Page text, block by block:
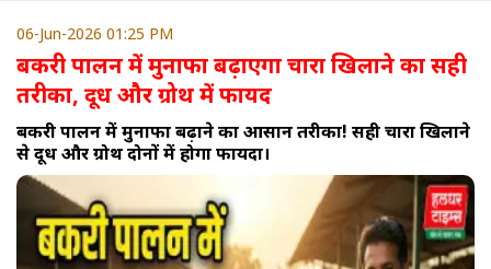
06-Jun-2026 01:25 PM
बकरी पालन में मुनाफा बढ़ाएगा चारा खिलाने का सही
तरीका, दूध और ग्रोथ में फायद
बकरी पालन में मुनाफा बढ़ाने का आसान तरीका! सही चारा खिलाने
से दूध और ग्रोथ दोनों में होगा फायदा।